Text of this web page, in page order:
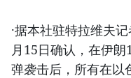
·据本社驻特拉维夫
月15日确认，在伊
弹袭击后，所有在以